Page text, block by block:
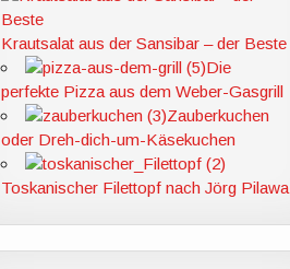
Krautsalat aus der Sansibar – der Beste
Die
perfekte Pizza aus dem Weber-Gasgrill
Zauberkuchen
oder Dreh-dich-um-Käsekuchen
Toskanischer Filettopf nach Jörg Pilawa